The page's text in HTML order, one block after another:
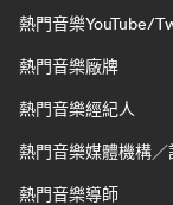
熱門音樂YouTube/
熱門音樂廠牌
熱門音樂經紀人
熱門音樂媒體機構／
熱門音樂導師